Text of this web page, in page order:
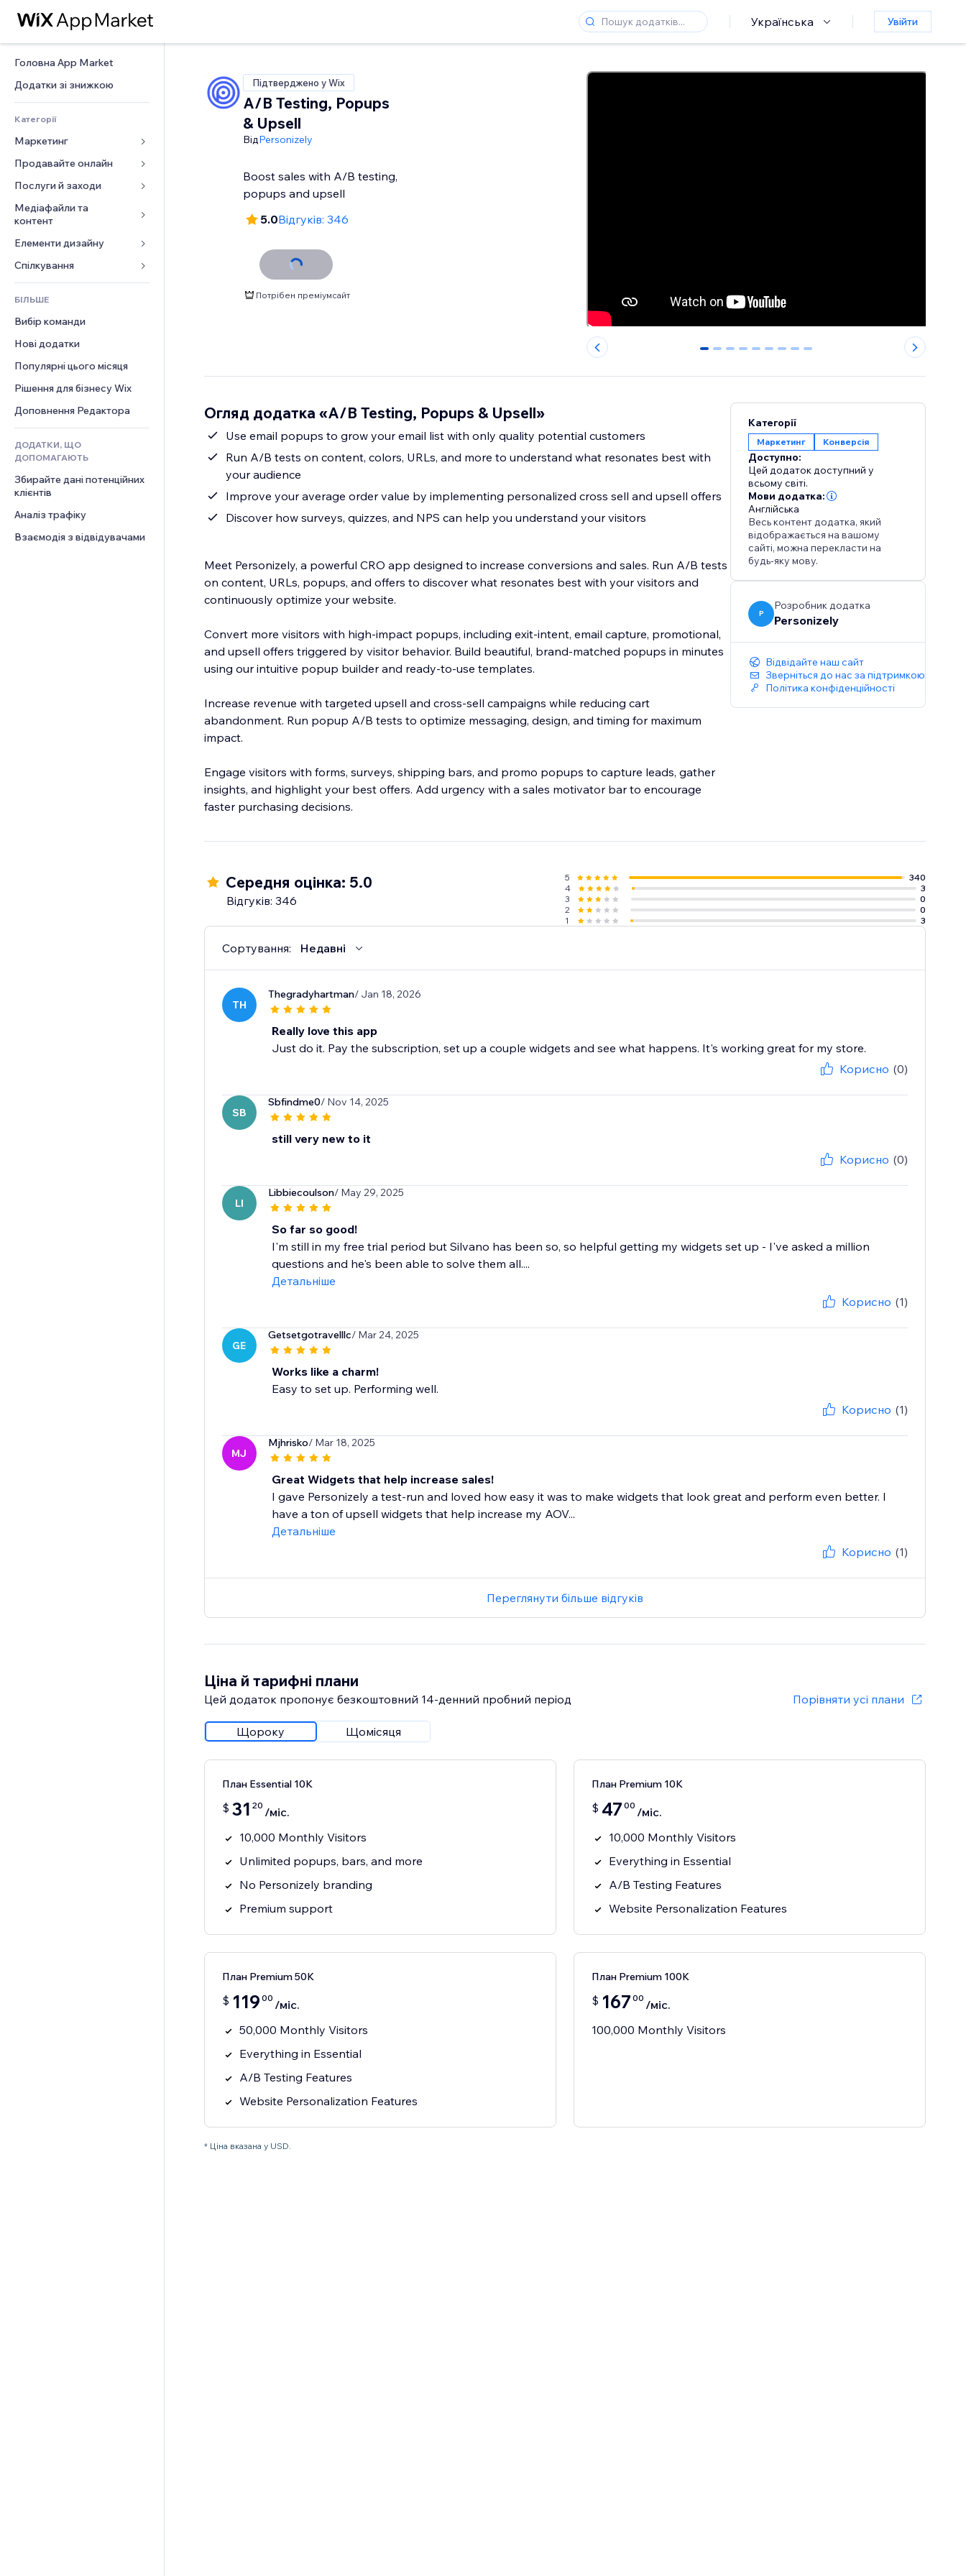
Українська Увійти
Головна App Market
Додатки зі знижкою
Категорії
Маркетинг
Реклама
Мобільний
Аналітика
Соцмережі
SEO
Залучення
Розміщення сайту
Ел. пошта
Конверсія
Продавайте онлайн
Додатки для магазинів
Надсилання та доставка
Кнопки продажу
Онлайн‑курси
Друк на замовлення
Бухгалтерський облік
Купони й лояльність
Рішення для складів
Дропшипінг
Тарифні плани й підписки
Краудфандинг
Їжа та напої
Послуги й заходи
Готелі
Заходи
Ресторани
Нерухомість
Медіафайли та
контент
Галерея
Музика
Подкасти
Фотографія
Відео
PDF
Обмін файлами
Новини
Елементи дизайну
Карти й навігація
Конфіденційність і безпека
Годинник
Шаблони сторінок
Ефекти зображення
Кнопки та меню
Банери та бейджі
Калькулятори
Пошук
Погода
Графіки й таблиці
Форми
Опитування
Чат
Коментарі
Телефон
Спільнота
Відгуки
CRM
БІЛЬШЕ
Вибір команди
Нові додатки
Популярні цього місяця
Рішення для бізнесу Wix
Доповнення Редактора
ДОДАТКИ, ЩО
ДОПОМАГАЮТЬ
Збирайте дані потенційних
клієнтів
Аналіз трафіку
Взаємодія з відвідувачами
Підтверджено у Wix
A/B Testing, Popups
& Upsell
ВідPersonizely
Boost sales with A/B testing,
popups and upsell
5.0Відгуків: 346
Потрібен преміумсайт
0 1 2 3 4 5 6 7 8
Огляд додатка «A/B Testing, Popups & Upsell»
Use email popups to grow your email list with only quality potential customers
Run A/B tests on content, colors, URLs, and more to understand what resonates best with
your audience
Improve your average order value by implementing personalized cross sell and upsell offers
Discover how surveys, quizzes, and NPS can help you understand your visitors
Meet Personizely, a powerful CRO app designed to increase conversions and sales. Run A/B tests
on content, URLs, popups, and offers to discover what resonates best with your visitors and
continuously optimize your website.
Convert more visitors with high-impact popups, including exit-intent, email capture, promotional,
and upsell offers triggered by visitor behavior. Build beautiful, brand-matched popups in minutes
using our intuitive popup builder and ready-to-use templates.
Increase revenue with targeted upsell and cross-sell campaigns while reducing cart
abandonment. Run popup A/B tests to optimize messaging, design, and timing for maximum
impact.
Engage visitors with forms, surveys, shipping bars, and promo popups to capture leads, gather
insights, and highlight your best offers. Add urgency with a sales motivator bar to encourage
faster purchasing decisions.
Категорії
Маркетинг Конверсія
Доступно:
Цей додаток доступний у
всьому світі.
Мови додатка:
Англійська
Весь контент додатка, який
відображається на вашому
сайті, можна перекласти на
будь-яку мову.
P
Розробник додатка
Personizely
Відвідайте наш сайт
Зверніться до нас за підтримкою
Політика конфіденційності
Середня оцінка: 5.0
Відгуків: 346
5
340
4
3
3
0
2
0
1
3
Сортування: Недавні
TH
Thegradyhartman/ Jan 18, 2026
Really love this app
Just do it. Pay the subscription, set up a couple widgets and see what happens. It's working great for my store.
Корисно (0)
SB
Sbfindme0/ Nov 14, 2025
still very new to it
Корисно (0)
LI
Libbiecoulson/ May 29, 2025
So far so good!
I'm still in my free trial period but Silvano has been so, so helpful getting my widgets set up - I've asked a million
questions and he's been able to solve them all....
Детальніше
Корисно (1)
GE
Getsetgotravelllc/ Mar 24, 2025
Works like a charm!
Easy to set up. Performing well.
Корисно (1)
MJ
Mjhrisko/ Mar 18, 2025
Great Widgets that help increase sales!
I gave Personizely a test-run and loved how easy it was to make widgets that look great and perform even better. I
have a ton of upsell widgets that help increase my AOV...
Детальніше
Корисно (1)
Переглянути більше відгуків
Ціна й тарифні плани
Цей додаток пропонує безкоштовний 14‑денний пробний період Порівняти усі плани
Щороку Щомісяця
План Essential 10K
$ 31 20 /міс.
10,000 Monthly Visitors
Unlimited popups, bars, and more
No Personizely branding
Premium support
План Premium 10K
$ 47 00 /міс.
10,000 Monthly Visitors
Everything in Essential
A/B Testing Features
Website Personalization Features
План Premium 50K
$ 119 00 /міс.
50,000 Monthly Visitors
Everything in Essential
A/B Testing Features
Website Personalization Features
План Premium 100K
$ 167 00 /міс.
100,000 Monthly Visitors
* Ціна вказана у USD.